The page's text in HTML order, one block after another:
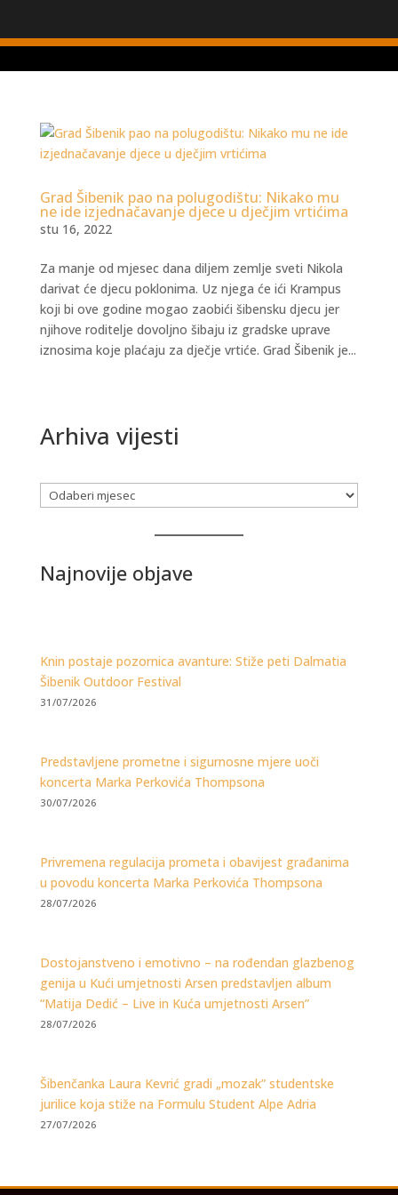
Grad Šibenik pao na polugodištu: Nikako mu
ne ide izjednačavanje djece u dječjim vrtićima
stu 16, 2022
Za manje od mjesec dana diljem zemlje sveti Nikola
darivat će djecu poklonima. Uz njega će ići Krampus
koji bi ove godine mogao zaobići šibensku djecu jer
njihove roditelje dovoljno šibaju iz gradske uprave
iznosima koje plaćaju za dječje vrtiće. Grad Šibenik je...
Arhiva vijesti
Arhiva
Najnovije objave
Knin postaje pozornica avanture: Stiže peti Dalmatia
Šibenik Outdoor Festival
31/07/2026
Predstavljene prometne i sigurnosne mjere uoči
koncerta Marka Perkovića Thompsona
30/07/2026
Privremena regulacija prometa i obavijest građanima
u povodu koncerta Marka Perkovića Thompsona
28/07/2026
Dostojanstveno i emotivno – na rođendan glazbenog
genija u Kući umjetnosti Arsen predstavljen album
“Matija Dedić – Live in Kuća umjetnosti Arsen”
28/07/2026
Šibenčanka Laura Kevrić gradi „mozak” studentske
jurilice koja stiže na Formulu Student Alpe Adria
27/07/2026